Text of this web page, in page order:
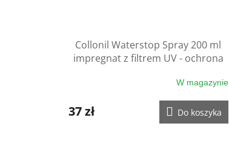
Collonil Waterstop Spray 200 ml
impregnat z filtrem UV - ochrona
W magazynie
37 zł Do koszyka